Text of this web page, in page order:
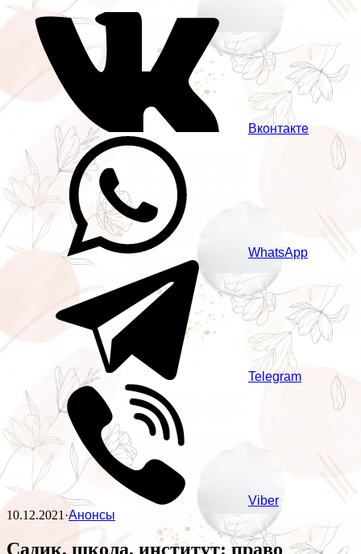
Вконтакте
WhatsApp
Telegram
Viber
10.12.2021·Анонсы
Садик, школа, институт: право